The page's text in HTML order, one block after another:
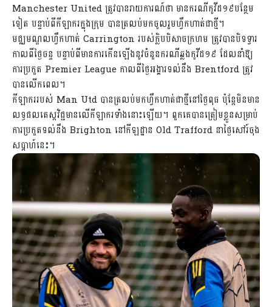
Manchester United ត្រូវបានរាយការណ៍ថា មានករណីកូវីដ១៩បន្ថែម
ទៀត បន្ទាប់ពីកីឡាករក្នុងក្រុម បានត្រលប់មកចូលរួមហ្វឹកហាត់ជាថ្មី។
មជ្ឈមណ្ឌលហ្វឹកហាត់ Carrington របស់ក្លិបបិសាចក្រហម ត្រូវបានបិទទ្វារ
កាលពីថ្ងៃចន្ទ បន្ទាប់ពីមានការកើនឡើងនូវចំនួនករណីឆ្លងកូវីដ១៩ ដែលនាំឱ្យ
ការប្រកួត Premier League កាលពីថ្ងៃអង្គារទល់នឹង Brentford ត្រូវ
បានលើកពេល។
កីឡាកររបស់ Man Utd បានត្រលប់មកហ្វឹកហាត់ជាថ្មីនៅថ្ងៃពុធ ប៉ុន្ដែមិនមាន
លទ្ធផលតេស្ដវិជ្ជមានលើកីឡាករទាំងនោះឡើយ។ ពួកគេបានត្រៀមខ្លួនសម្រាប់
ការប្រកួតទល់នឹង Brighton នៅកីឡដ្ឋាន Old Trafford នាថ្ងៃសៅរ៍ចុង
សប្ដាហ៍នេះ។